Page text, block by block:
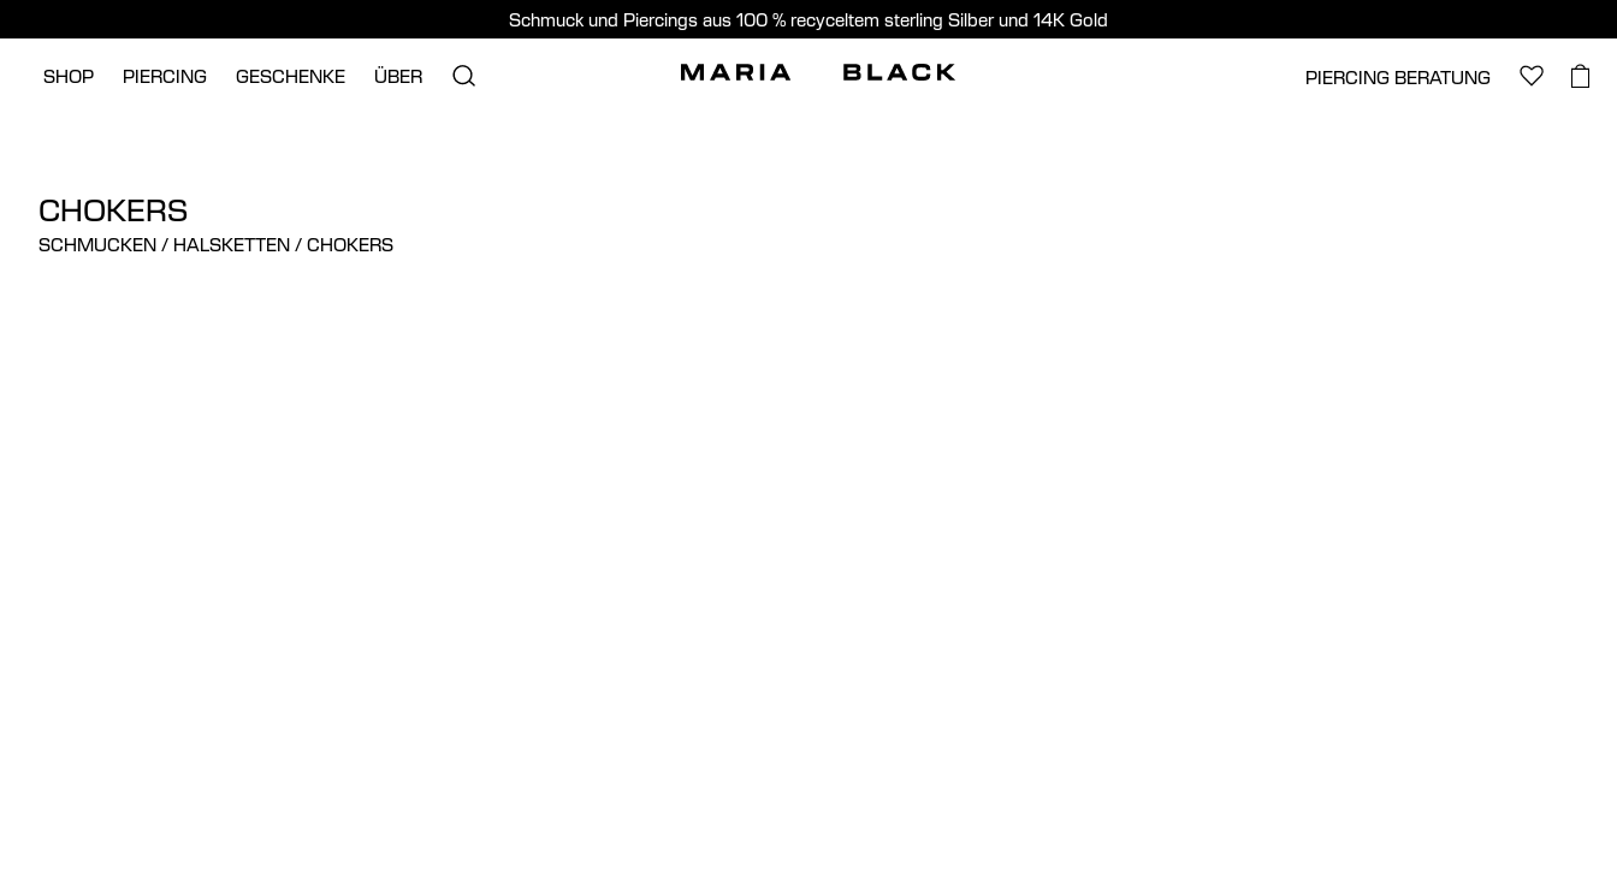
Schmuck und Piercings aus 100 % recyceltem sterling Silber und 14K Gold
SHOP PIERCING GESCHENKE ÜBER PIERCING BERATUNG
CHOKERS
SCHMUCKEN / HALSKETTEN / CHOKERS